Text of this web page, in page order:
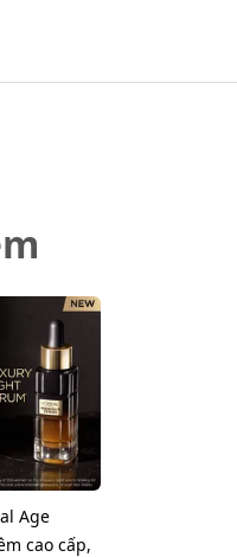
Age
cao cấp,